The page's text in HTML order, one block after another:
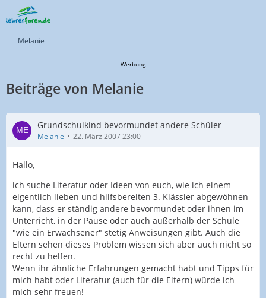
Melanie
Werbung
Beiträge von Melanie
Grundschulkind bevormundet andere Schüler
Melanie 22. März 2007 23:00
Hallo,
ich suche Literatur oder Ideen von euch, wie ich einem
eigentlich lieben und hilfsbereiten 3. Klässler abgewöhnen
kann, dass er ständig andere bevormundet oder ihnen im
Unterricht, in der Pause oder auch außerhalb der Schule
"wie ein Erwachsener" stetig Anweisungen gibt. Auch die
Eltern sehen dieses Problem wissen sich aber auch nicht so
recht zu helfen.
Wenn ihr ähnliche Erfahrungen gemacht habt und Tipps für
mich habt oder Literatur (auch für die Eltern) würde ich
mich sehr freuen!